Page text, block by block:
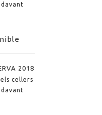
2018
cellers